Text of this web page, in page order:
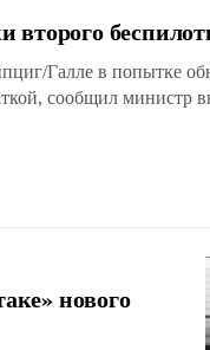
второго
Галле в попытке
сообщил министр
нового